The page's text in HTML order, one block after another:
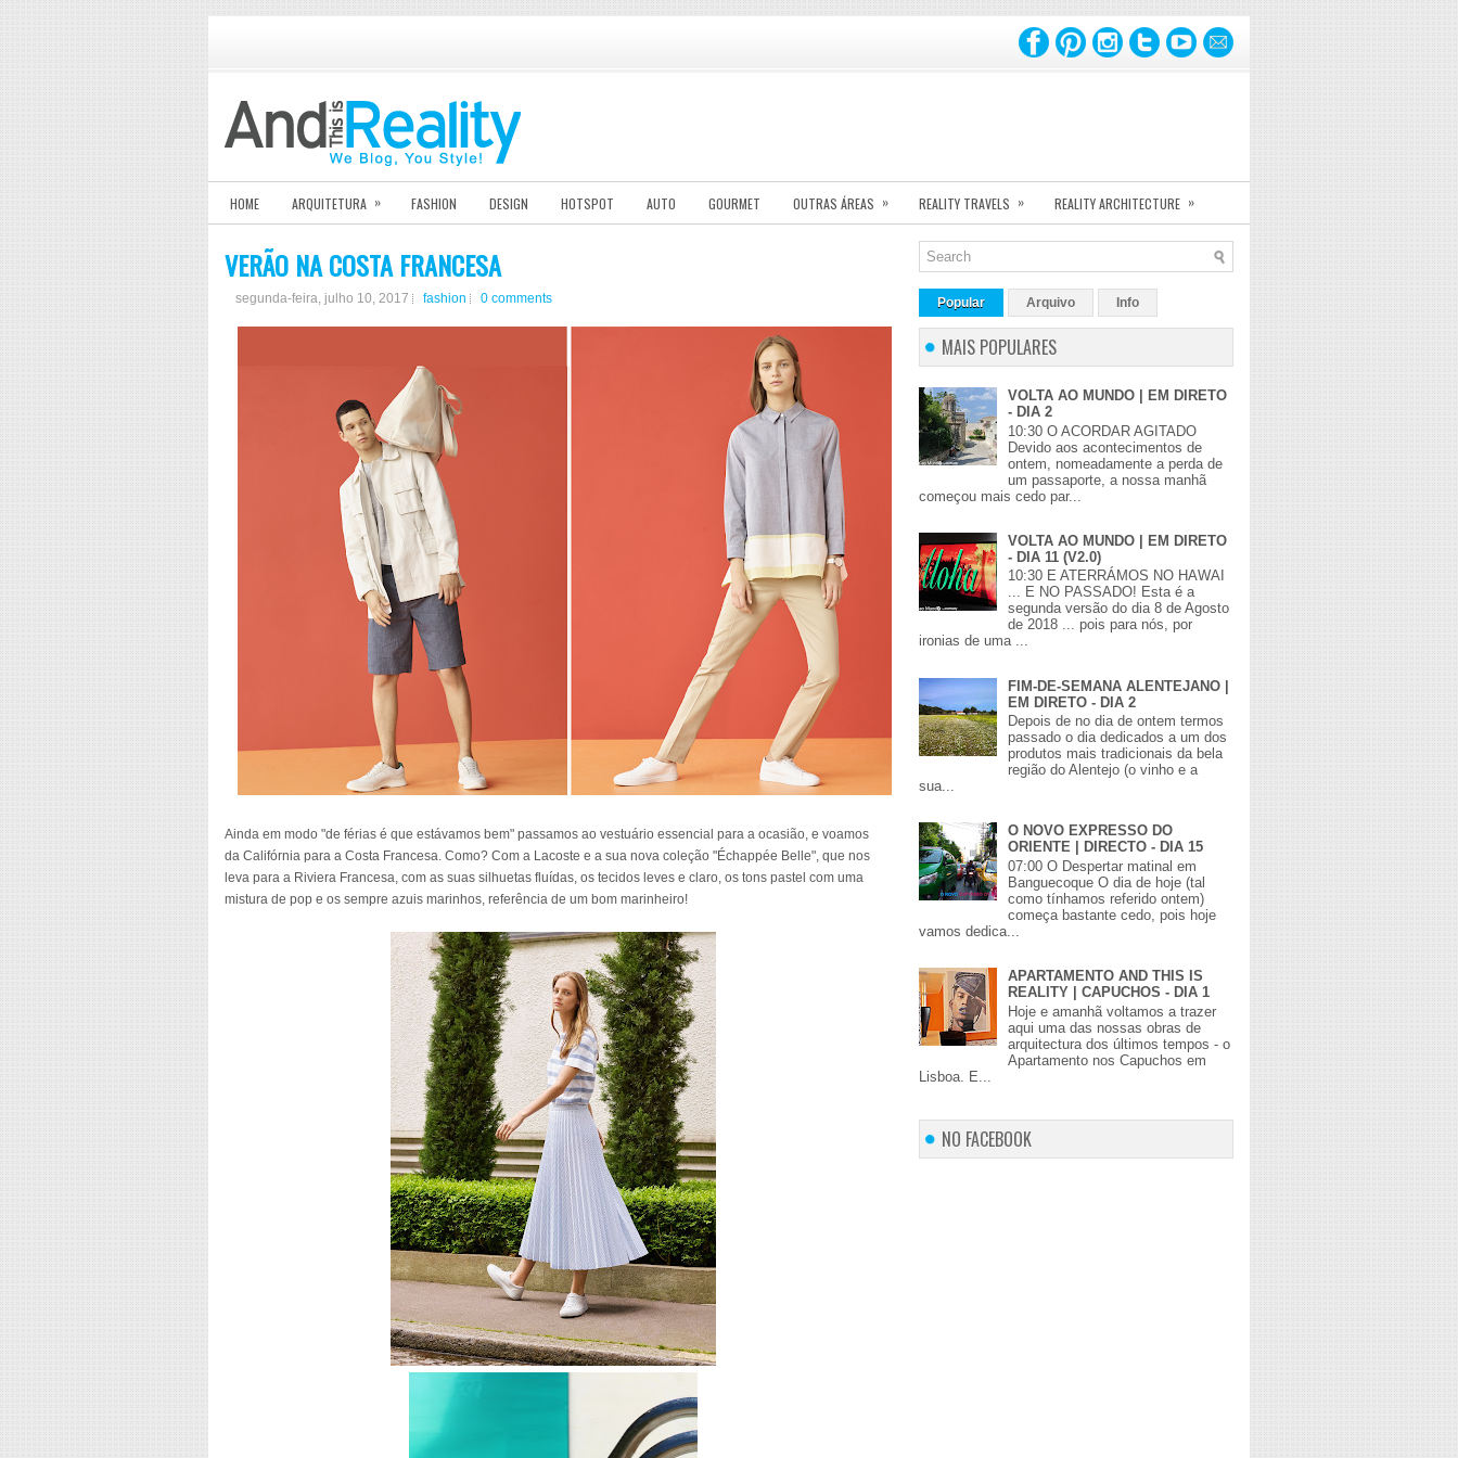
HOME ARQUITETURA » FASHION DESIGN HOTSPOT AUTO GOURMET OUTRAS ÁREAS » REALITY TRAVELS » REALITY ARCHITECTURE »
VERÃO NA COSTA FRANCESA
segunda-feira, julho 10, 2017 fashion 0 comments
Ainda em modo "de férias é que estávamos bem" passamos ao vestuário essencial para a ocasião, e voamos
da Califórnia para a Costa Francesa. Como? Com a Lacoste e a sua nova coleção "Échappée Belle", que nos
leva para a Riviera Francesa, com as suas silhuetas fluídas, os tecidos leves e claro, os tons pastel com uma
mistura de pop e os sempre azuis marinhos, referência de um bom marinheiro!
Popular Arquivo Info
MAIS POPULARES
VOLTA AO MUNDO | EM DIRETO
- DIA 2
10:30 O ACORDAR AGITADO
Devido aos acontecimentos de
ontem, nomeadamente a perda de
um passaporte, a nossa manhã
começou mais cedo par...
VOLTA AO MUNDO | EM DIRETO
- DIA 11 (V2.0)
10:30 E ATERRÁMOS NO HAWAI
... E NO PASSADO! Esta é a
segunda versão do dia 8 de Agosto
de 2018 ... pois para nós, por
ironias de uma ...
FIM-DE-SEMANA ALENTEJANO |
EM DIRETO - DIA 2
Depois de no dia de ontem termos
passado o dia dedicados a um dos
produtos mais tradicionais da bela
região do Alentejo (o vinho e a
sua...
O NOVO EXPRESSO DO
ORIENTE | DIRECTO - DIA 15
07:00 O Despertar matinal em
Banguecoque O dia de hoje (tal
como tínhamos referido ontem)
começa bastante cedo, pois hoje
vamos dedica...
APARTAMENTO AND THIS IS
REALITY | CAPUCHOS - DIA 1
Hoje e amanhã voltamos a trazer
aqui uma das nossas obras de
arquitectura dos últimos tempos - o
Apartamento nos Capuchos em
Lisboa. E...
NO FACEBOOK